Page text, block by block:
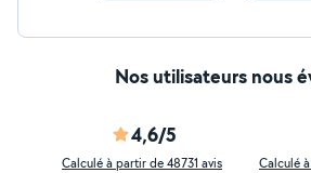
Nos utilisateurs nous
4,6/5
Calculé à partir de 48731 avis Calculé